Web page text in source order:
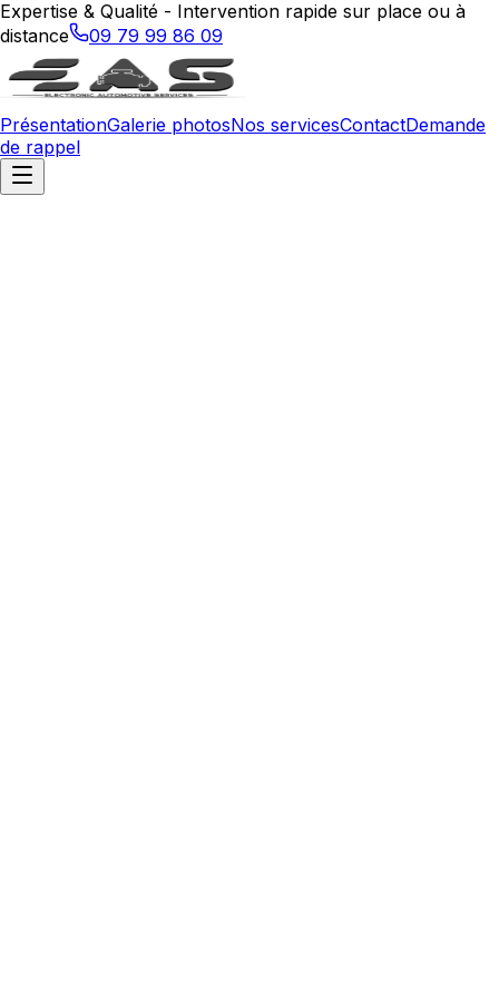
Expertise & Qualité - Intervention rapide sur place ou à
distance
09 79 99 86 09
PrésentationGalerie photosNos servicesContactDemande
de rappel